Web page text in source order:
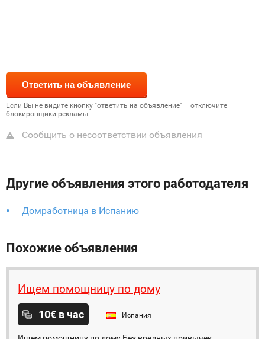
Если Вы не видите кнопку "ответить на объявление" – отключите
блокировщики рекламы
Сообщить о несоответствии объявления
Другие объявления этого работодателя
Домработница в Испанию
Похожие объявления
Ищем помощницу по дому
10€ в час Испания